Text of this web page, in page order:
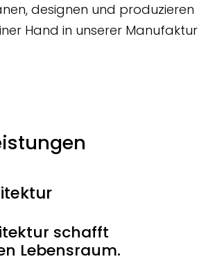
designen und produzieren
Hand in unserer Manufaktur
schafft
Lebensraum.